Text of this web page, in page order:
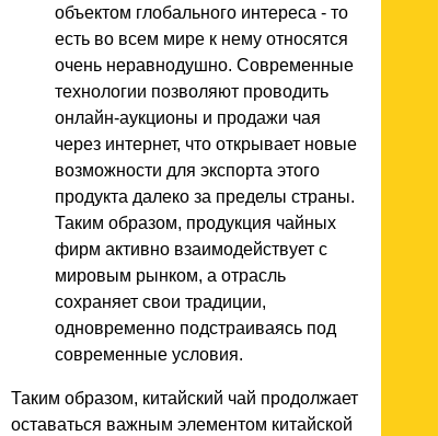
объектом глобального интереса - то
есть во всем мире к нему относятся
очень неравнодушно. Современные
технологии позволяют проводить
онлайн-аукционы и продажи чая
через интернет, что открывает новые
возможности для экспорта этого
продукта далеко за пределы страны.
Таким образом, продукция чайных
фирм активно взаимодействует с
мировым рынком, а отрасль
сохраняет свои традиции,
одновременно подстраиваясь под
современные условия.
Таким образом, китайский чай продолжает
оставаться важным элементом китайской